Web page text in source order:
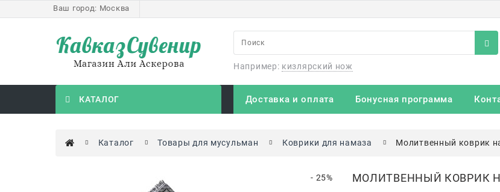
Ваш город: Москва
Например: кизлярский нож
КАТАЛОГ Доставка и оплата Бонусная программа
Каталог Товары для мусульман Коврики для намаза Молитвенный коврик
- 25% МОЛИТВЕННЫЙ КОВРИК